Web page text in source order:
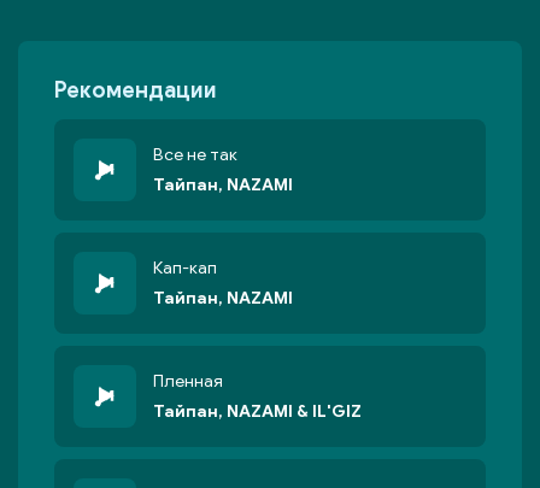
Рекомендации
Все не так
Тайпан, NAZAMI
Кап-кап
Тайпан, NAZAMI
Пленная
Тайпан, NAZAMI & IL'GIZ